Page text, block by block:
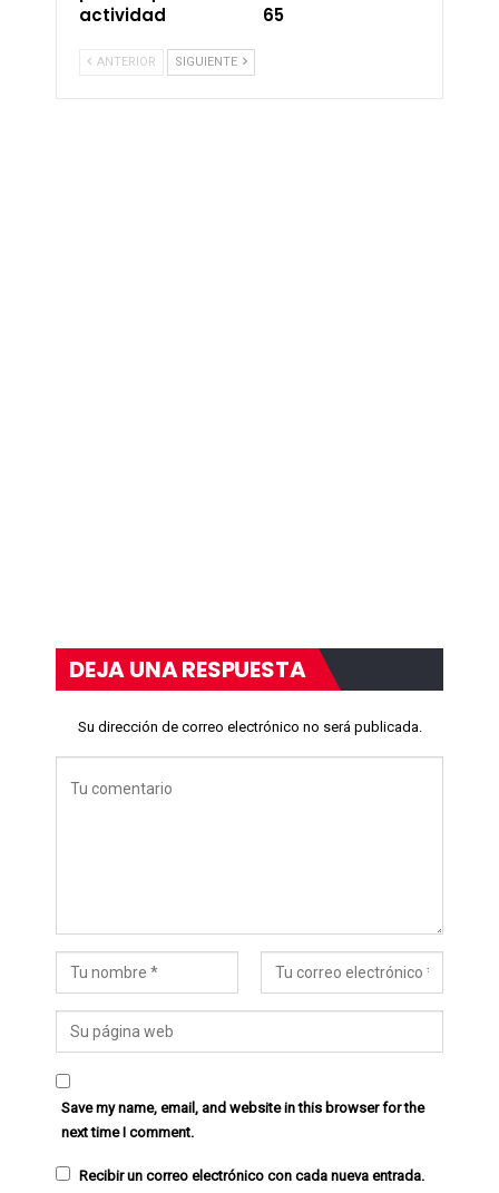
actividad
65
ANTERIOR SIGUIENTE
DEJA UNA RESPUESTA
Su dirección de correo electrónico no será publicada.
Save my name, email, and website in this browser for the
next time I comment.
Recibir un correo electrónico con cada nueva entrada.